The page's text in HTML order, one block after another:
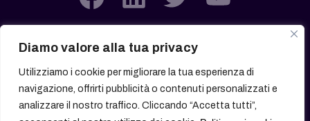
Diamo valore alla tua privacy
Utilizziamo i cookie per migliorare la tua esperienza di
navigazione, offrirti pubblicità o contenuti personalizzati e
analizzare il nostro traffico. Cliccando “Accetta tutti”,
Società soggetta all’attività di Direzione e Coordinamento di
Lucient Group Srl